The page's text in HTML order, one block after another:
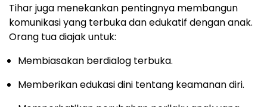
Tihar juga menekankan pentingnya membangun
komunikasi yang terbuka dan edukatif dengan anak.
Orang tua diajak untuk:
Membiasakan berdialog terbuka.
Memberikan edukasi dini tentang keamanan diri.